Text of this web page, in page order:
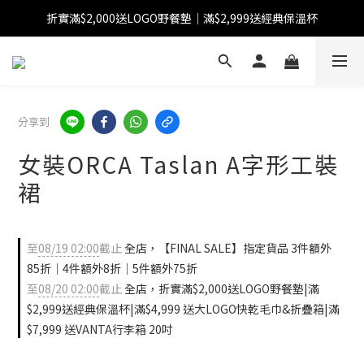
【FINAL SALE】指定商品低至38折
折實滿$2,000送LOGO野餐墊｜滿$2,999送經典保溫杯
【FINAL SALE】全單免運費
分享到
女裝ORCA Taslan A字形工裝
裙
至08/19 02:00截止全店，【FINAL SALE】指定貨品 3件額外
85折｜4件額外8折｜5件額外75折
至08/20 02:00截止全店，折實滿$2,000送LOGO野餐墊|滿
$2,999送經典保溫杯|滿$4,999 送大LOGO快乾毛巾&折疊箱|滿
$7,999 送VANTA行李箱 20吋